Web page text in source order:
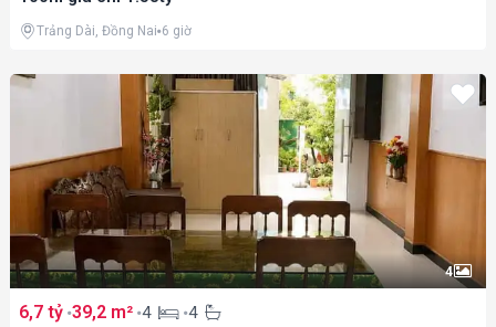
Trảng Dài, Đồng Nai 6 giờ
4
6,7 tỷ 39,2 m² 4
4